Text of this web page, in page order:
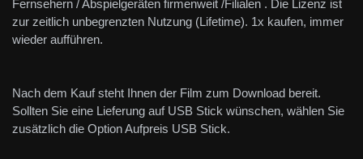
Fernsehern / Abspielgeräten firmenweit /Filialen . Die Lizenz ist
zur zeitlich unbegrenzten Nutzung (Lifetime). 1x kaufen, immer
wieder aufführen.
Nach dem Kauf steht Ihnen der Film zum Download bereit.
Sollten Sie eine Lieferung auf USB Stick wünschen, wählen Sie
zusätzlich die Option Aufpreis USB Stick.